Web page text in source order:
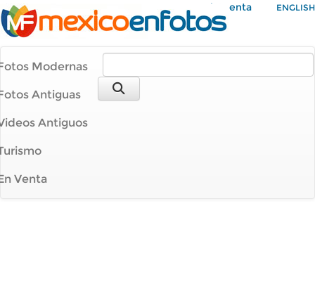
Mi Cuenta ENGLISH
Modernas
Antiguas
Antiguos
Venta